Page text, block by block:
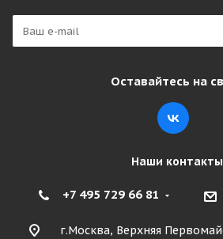
Оставайтесь на
Наши контакты
+7 495 729 66 81
г.Москва, Верхняя